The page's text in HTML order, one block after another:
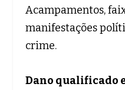
Acampamentos,
manifestações
crime.
Dano qualificado